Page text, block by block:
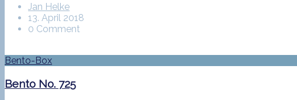
Jan Helke
13. April 2018
0 Comment
Bento-Box
Bento No. 725